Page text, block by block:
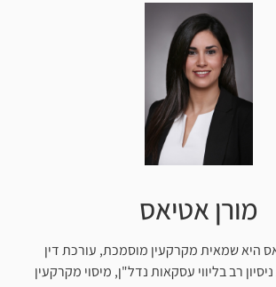
מורן אטיאס
היא שמאית מקרקעין מוסמכת, עורכת דין
רב בליווי עסקאות נדל"ן, מיסוי מקרקעין